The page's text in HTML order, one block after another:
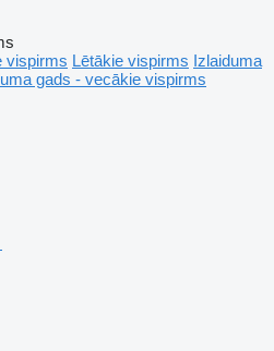
vispirms Lētākie vispirms Izlaiduma
gads - vecākie vispirms